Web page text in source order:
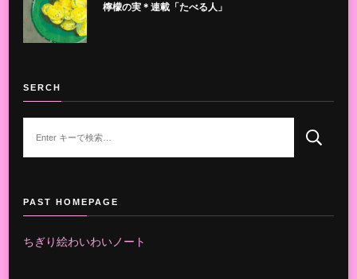
檸檬の実＊連載「たべる人」
SERCH
探
で
PAST HOMEPAGE
ちぎり絵わいわいノート